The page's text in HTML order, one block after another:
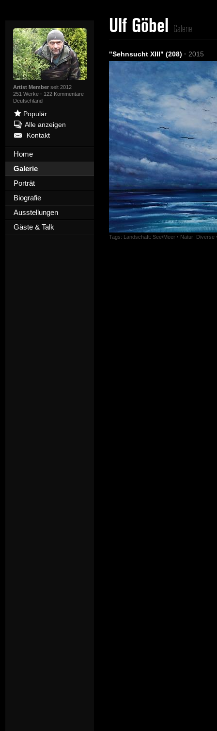
Artist Memberseit 2012
251 Werke · 122 Kommentare
Deutschland
Populär
Alle anzeigen
Kontakt
Home
Galerie
Porträt
Biografie
Ausstellungen
Gäste & Talk
Ulf Göbel Galerie
"Sehnsucht XIII" (208) · 2015
Tags: Landschaft: See/Meer · Natur: Diverse